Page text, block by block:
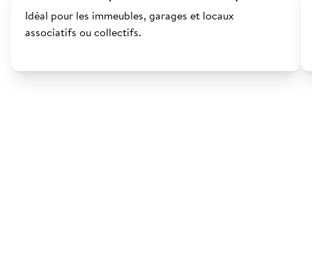
Idéal pour les immeubles, garages et locaux
associatifs ou collectifs.